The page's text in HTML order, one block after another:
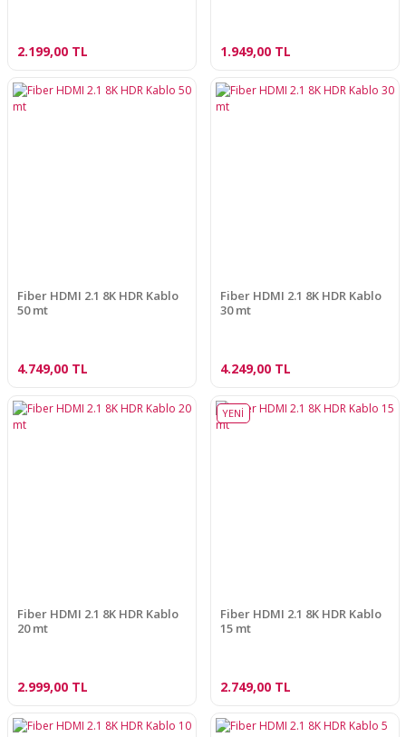
2.199,00 TL 1.949,00 TL
Fiber HDMI 2.1 8K HDR Kablo
50 mt
4.749,00 TL
Fiber HDMI 2.1 8K HDR Kablo
30 mt
4.249,00 TL
Fiber HDMI 2.1 8K HDR Kablo
20 mt
2.999,00 TL
YENİ
Fiber HDMI 2.1 8K HDR Kablo
15 mt
2.749,00 TL